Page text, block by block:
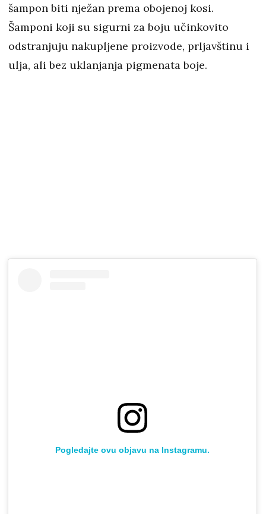
šampon biti nježan prema obojenoj kosi.
Šamponi koji su sigurni za boju učinkovito
odstranjuju nakupljene proizvode, prljavštinu i
ulja, ali bez uklanjanja pigmenata boje.
Pogledajte ovu objavu na Instagramu.